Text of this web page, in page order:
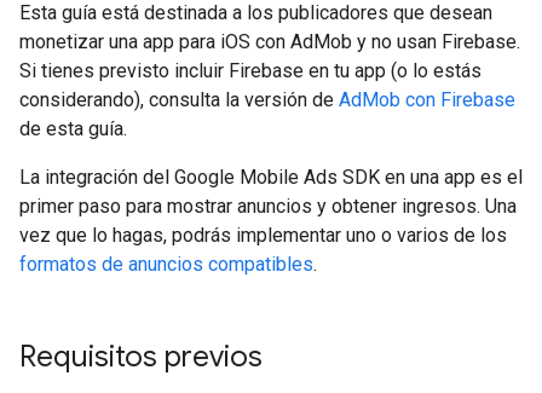
Esta guía está destinada a los publicadores que desean
monetizar una app para iOS con AdMob y no usan Firebase.
Si tienes previsto incluir Firebase en tu app (o lo estás
considerando), consulta la versión de AdMob con Firebase
de esta guía.
La integración del Google Mobile Ads SDK en una app es el
primer paso para mostrar anuncios y obtener ingresos. Una
vez que lo hagas, podrás implementar uno o varios de los
formatos de anuncios compatibles.
Requisitos previos